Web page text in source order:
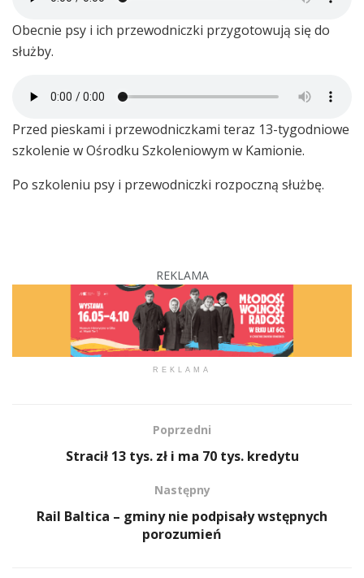
Obecnie psy i ich przewodniczki przygotowują się do
służby.
Przed pieskami i przewodniczkami teraz 13-tygodniowe
szkolenie w Ośrodku Szkoleniowym w Kamionie.
Po szkoleniu psy i przewodniczki rozpoczną służbę.
REKLAMA
REKLAMA
Poprzedni
Stracił 13 tys. zł i ma 70 tys. kredytu
Następny
Rail Baltica – gminy nie podpisały wstępnych
porozumień